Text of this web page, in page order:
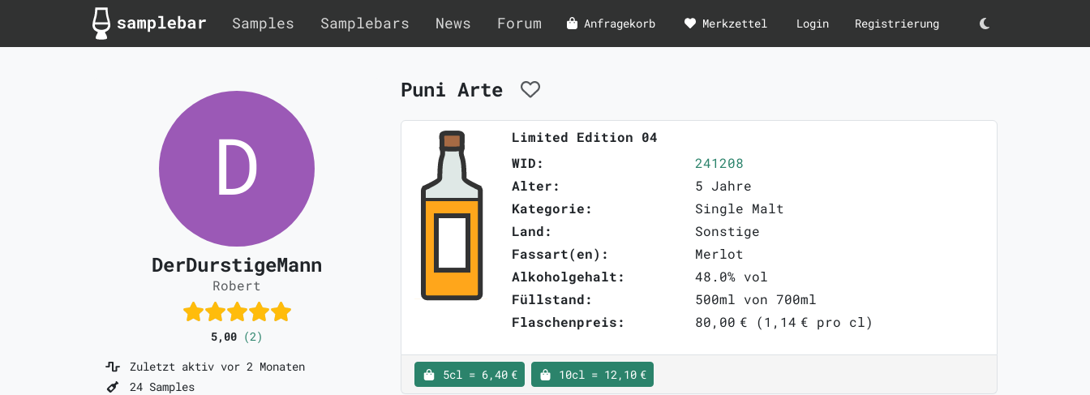
Samples Samplebars News Forum Anfragekorb Merkzettel Login Registrierung Darkmode
DerDurstigeMann
Robert
5,00 (2)
Zuletzt aktiv vor 2 Monaten
24 Samples
Puni Arte
Limited Edition 04
WID:
241208
Alter:
5 Jahre
Kategorie:
Single Malt
Land:
Sonstige
Fassart(en):
Merlot
Alkoholgehalt:
48.0% vol
Füllstand:
500ml von 700ml
Flaschenpreis:
80,00 € (1,14 € pro cl)
5cl = 6,40 € 10cl = 12,10 €